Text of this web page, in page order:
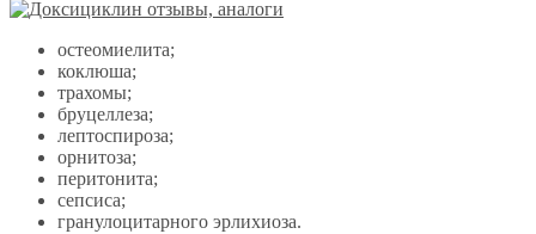
остеомиелита;
коклюша;
трахомы;
бруцеллеза;
лептоспироза;
орнитоза;
перитонита;
сепсиса;
гранулоцитарного эрлихиоза.